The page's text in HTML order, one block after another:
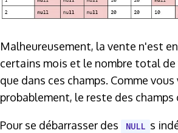
Malheureusement, la vente n'est
certains mois et le nombre total
que dans ces champs. Comme
probablement, le reste des
Pour se débarrasser des NULL s